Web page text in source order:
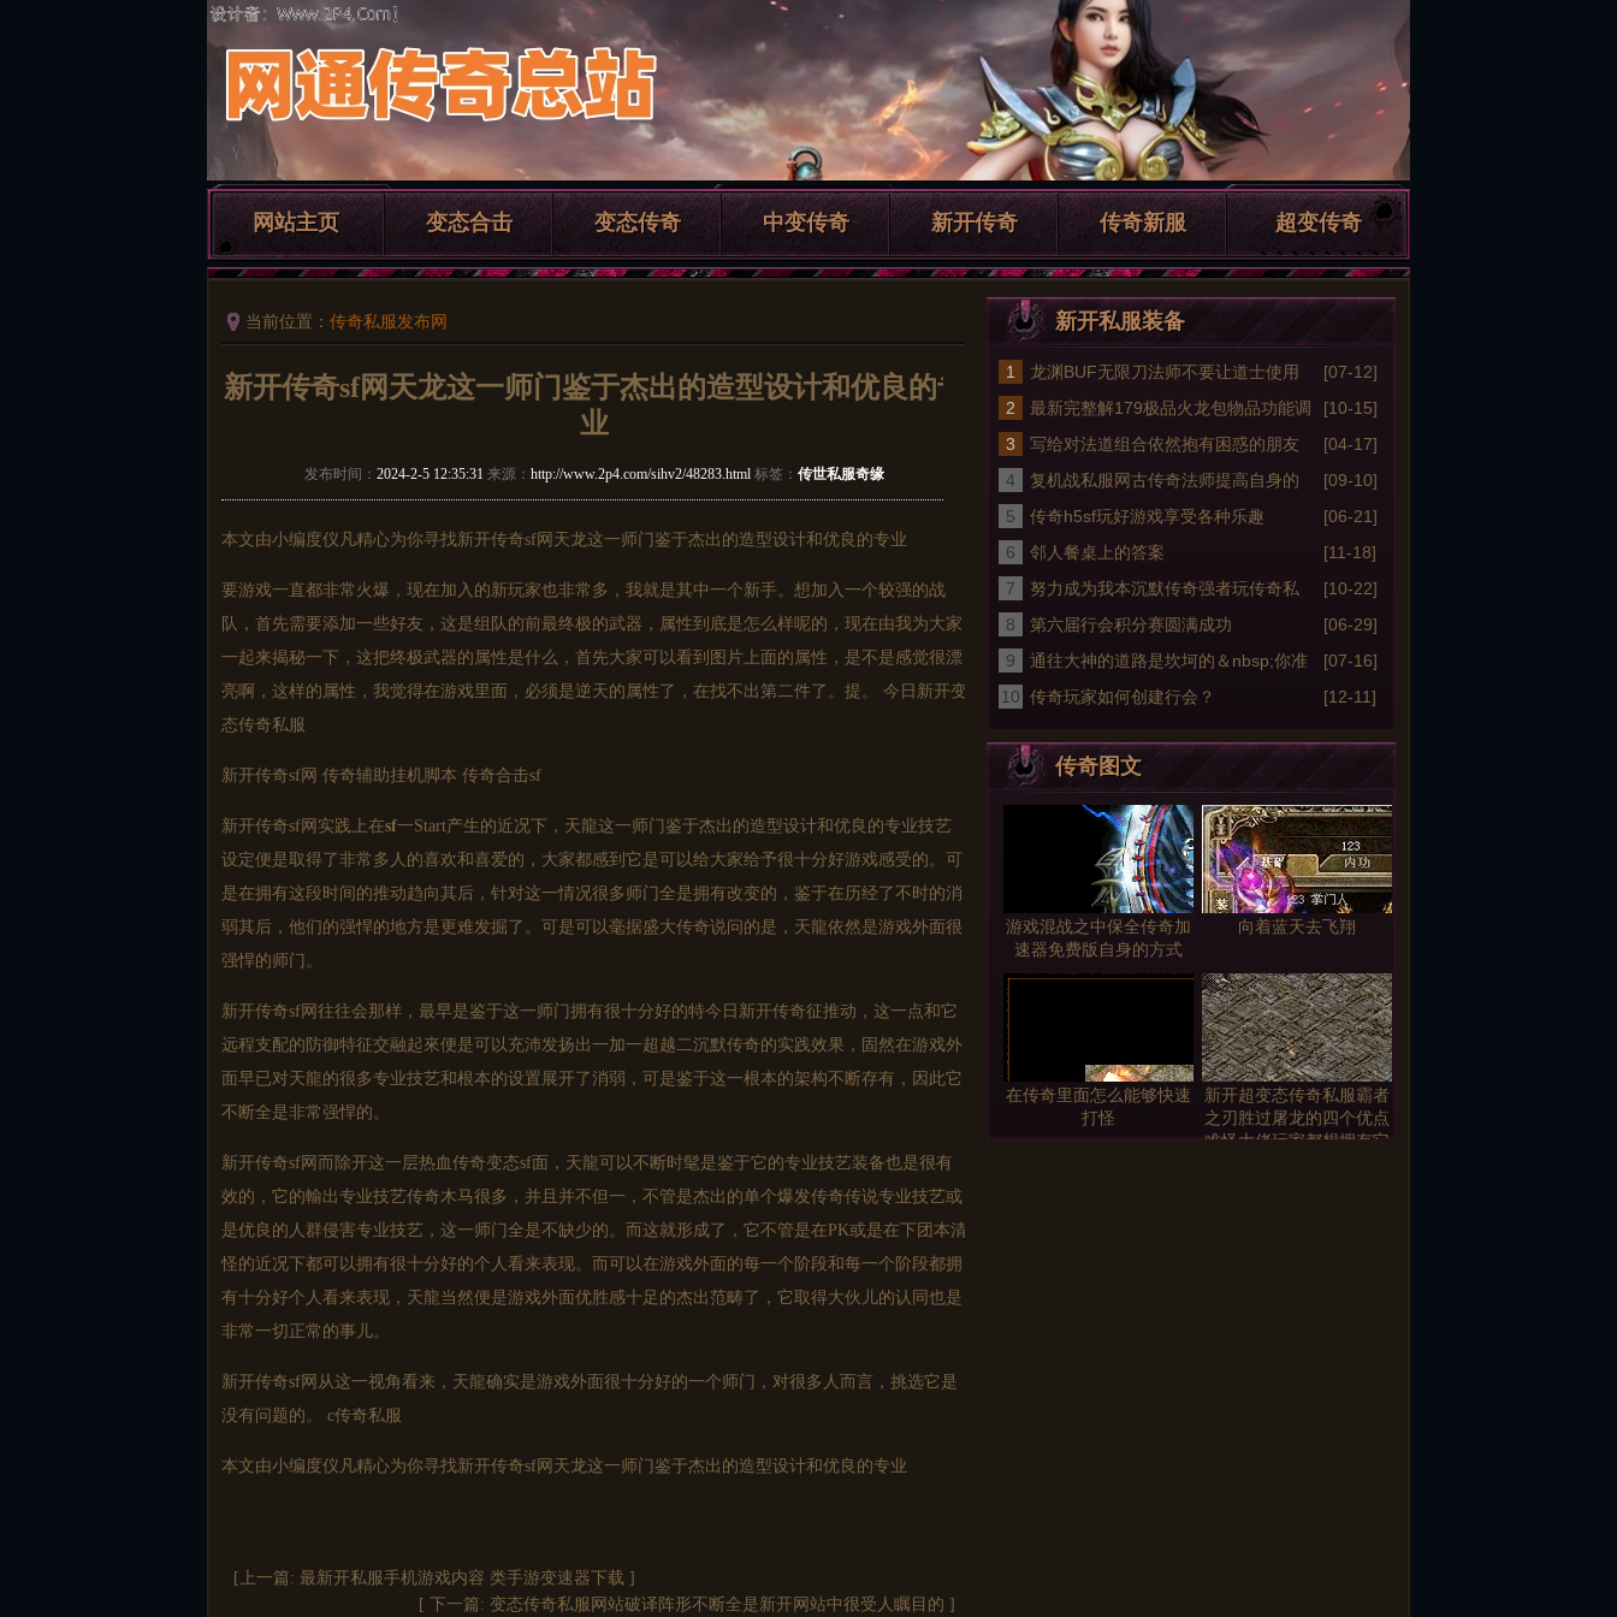
网站主页 变态合击 变态传奇 中变传奇 新开传奇 传奇新服 超变传奇
当前位置： 传奇私服发布网
新开传奇sf网天龙这一师门鉴于杰出的造型设计和优良的专
业
发布时间： 2024-2-5 12:35:31 来源： http://www.2p4.com/sihv2/48283.html 标签： 传世私服奇缘
本文由小编度仪凡精心为你寻找新开传奇sf网天龙这一师门鉴于杰出的造型设计和优良的专业
要游戏一直都非常火爆，现在加入的新玩家也非常多，我就是其中一个新手。想加入一个较强的战
队，首先需要添加一些好友，这是组队的前最终极的武器，属性到底是怎么样呢的，现在由我为大家
一起来揭秘一下，这把终极武器的属性是什么，首先大家可以看到图片上面的属性，是不是感觉很漂
亮啊，这样的属性，我觉得在游戏里面，必须是逆天的属性了，在找不出第二件了。提。 今日新开变
态传奇私服
新开传奇sf网 传奇辅助挂机脚本 传奇合击sf
新开传奇sf网实践上在sf一Start产生的近况下，天龍这一师门鉴于杰出的造型设计和优良的专业技艺
设定便是取得了非常多人的喜欢和喜爱的，大家都感到它是可以给大家给予很十分好游戏感受的。可
是在拥有这段时间的推动趋向其后，针对这一情况很多师门全是拥有改变的，鉴于在历经了不时的消
弱其后，他们的强悍的地方是更难发掘了。可是可以毫据盛大传奇说问的是，天龍依然是游戏外面很
强悍的师门。
新开传奇sf网往往会那样，最早是鉴于这一师门拥有很十分好的特今日 新开传奇征推动，这一点和它
远程支配的防御特征交融起來便是可以充沛发扬出一加一超越二沉默传奇的实践效果，固然在游戏外
面早已对天龍的很多专业技艺和根本的设置展开了消弱，可是鉴于这一根本的架构不断存有，因此它
不断全是非常强悍的。
新开传奇sf网而除开这一层热血传奇变态sf面，天龍可以不断时髦是鉴于它的专业技艺装备也是很有
效的，它的輸出专业技艺传奇木马很多，并且并不但一，不管是杰出的单个爆发传奇传说专业技艺或
是优良的人群侵害专业技艺，这一师门全是不缺少的。而这就形成了，它不管是在PK或是在下团本清
怪的近况下都可以拥有很十分好的个人看来表现。而可以在游戏外面的每一个阶段和每一个阶段都拥
有十分好个人看来表现，天龍当然便是游戏外面优胜感十足的杰出范畴了，它取得大伙儿的认同也是
非常一切正常的事儿。
新开传奇sf网从这一视角看来，天龍确实是游戏外面很十分好的一个师门，对很多人而言，挑选它是
没有问题的。 c传奇私服
本文由小编度仪凡精心为你寻找新开传奇sf网天龙这一师门鉴于杰出的造型设计和优良的专业
[上一篇: 最新开私服手机游戏内容 类手游变速器下载 ]
[ 下一篇: 变态传奇私服网站破译阵形不断全是新开网站中很受人瞩目的 ]
新开私服装备
1
龙渊BUF无限刀法师不要让道士使用
拖延战术
[07-12]
2
最新完整解179极品火龙包物品功能调
用的方法
[10-15]
3
写给对法道组合依然抱有困惑的朋友
[04-17]
4
复机战私服网古传奇法师提高自身的
酷炫技能的优势
[09-10]
5
传奇h5sf玩好游戏享受各种乐趣
[06-21]
6
邻人餐桌上的答案
[11-18]
7
努力成为我本沉默传奇强者玩传奇私
服网家的自述
[10-22]
8
第六届行会积分赛圆满成功
[06-29]
9
通往大神的道路是坎坷的＆nbsp;你准
备好了吗？
[07-16]
10 传奇玩家如何创建行会？ [12-11]
传奇图文
游戏混战之中保全传奇加
速器免费版自身的方式
向着蓝天去飞翔
在传奇里面怎么能够快速
打怪
新开超变态传奇私服霸者
之刃胜过屠龙的四个优点
难怪大佬玩家都想拥有它